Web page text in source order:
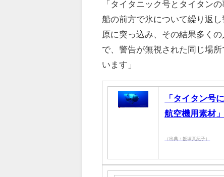
「タイタニック号とタイタン
船の前方で氷について繰り返
原に突っ込み、その結果多く
で、警告が無視された同じ場
います」
「タイタン号
航空機用素材
（出典：飯塚真紀子）